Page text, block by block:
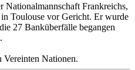
Nationalmannschaft Frankreichs,
Toulouse vor Gericht. Er wurde
27 Banküberfälle begangen
Nationen.